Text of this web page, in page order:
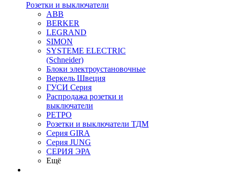
Розетки и выключатели
ABB
BERKER
LEGRAND
SIMON
SYSTEME ELECTRIC
(Schneider)
Блоки электроустановочные
Веркель Швеция
ГУСИ Серия
Распродажа розетки и
выключатели
РЕТРО
Розетки и выключатели ТДМ
Серия GIRA
Серия JUNG
СЕРИЯ ЭРА
Ещё